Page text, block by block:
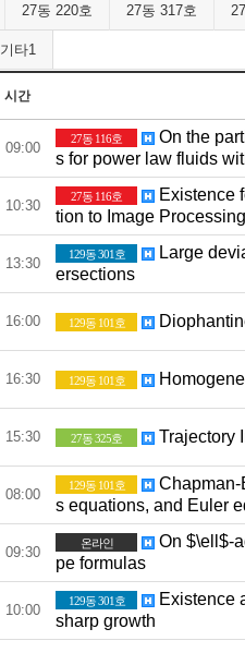
27동 220호 27동 317호
기타1
시간
09:00
27동 116호
On the
s for power law fluids
10:30
27동 116호
Existence
tion to Image Processing
13:30
129동 301호
Large
ersections
16:00 129동 101호
16:30 129동 101호
15:30 27동 325호 Trajectory
08:00
129동 101호
s equations, and Euler
09:30
온라인
On $\ell$-
pe formulas
10:00
129동 301호
Existence
sharp growth